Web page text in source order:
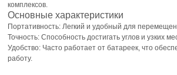
комплексов.
Основные характеристики
Портативность: Легкий и удобный для
Точность: Способность достигать углов и узких
Удобство: Часто работает от батареек, что
работу.